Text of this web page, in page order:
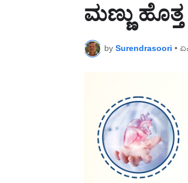
ಮಣ್ಣು
by Surendrasoori •